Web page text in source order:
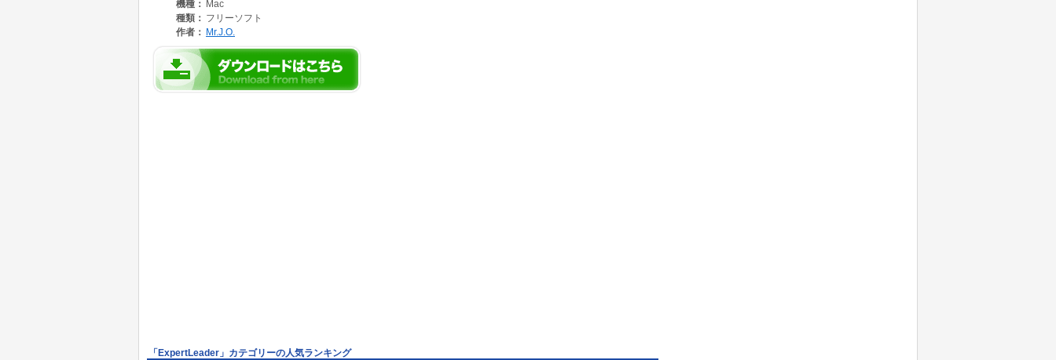
機種： Mac
種類： フリーソフト
作者： Mr.J.O.
「ExpertLeader」カテゴリーの人気ランキング